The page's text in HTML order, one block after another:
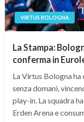
VIRTUS BOLOGNA
La Stampa:
conferma in
La Virtus Bologna
senza domani,
play-in. La squadra
Erden Arena e